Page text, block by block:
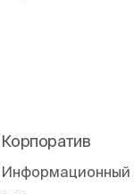
Корпоратив
Информационный